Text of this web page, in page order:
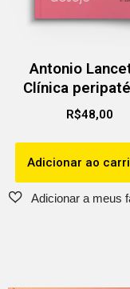
Antonio
Clínica
R$48,00
Adicionar ao